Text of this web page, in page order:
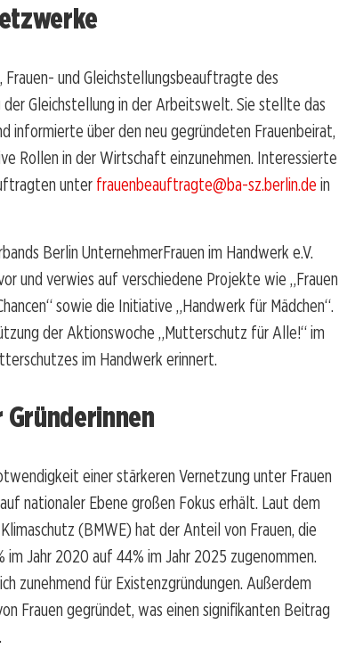
Frauen- und Gleichstellungsbeauftragte des
Gleichstellung in der Arbeitswelt. Sie stellte das
informierte über den neu gegründeten Frauenbeirat,
Rollen in der Wirtschaft einzunehmen. Interessierte
unter frauenbeauftragte@ba-sz.berlin.de in
Berlin UnternehmerFrauen im Handwerk e.V.
und verwies auf verschiedene Projekte wie „Frauen
sowie die Initiative „Handwerk für Mädchen“.
der Aktionswoche „Mutterschutz für Alle!“ im
im Handwerk erinnert.
einer stärkeren Vernetzung unter Frauen
nationaler Ebene großen Fokus erhält. Laut dem
(BMWE) hat der Anteil von Frauen, die
im Jahr 2020 auf 44% im Jahr 2025 zugenommen.
zunehmend für Existenzgründungen. Außerdem
Frauen gegründet, was einen signifikanten Beitrag